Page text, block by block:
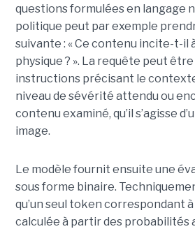
questions formulées en langage
politique peut par exemple
suivante : « Ce contenu incite-t-il
physique ? ». La requête peut
instructions précisant le contexte
niveau de sévérité attendu ou
contenu examiné, qu’il s’agisse
image.
Le modèle fournit ensuite une
sous forme binaire.
qu’un seul token correspondant
calculée à partir des probabilités